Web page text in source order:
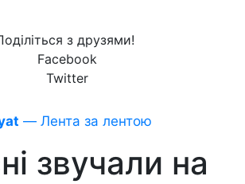
з друзями!
Facebook
Twitter
— Лента за лентою
звучали на